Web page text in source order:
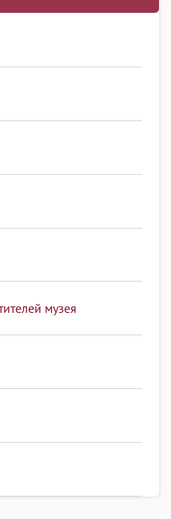
музея